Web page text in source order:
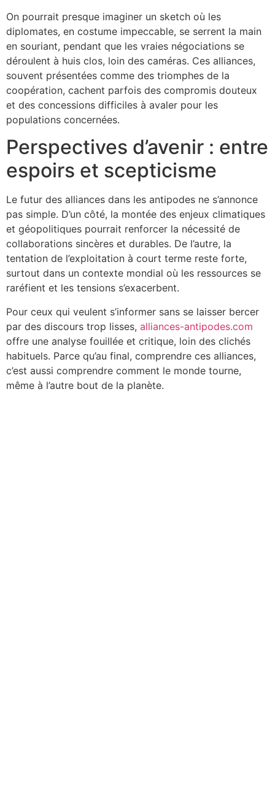
On pourrait presque imaginer un sketch où les
diplomates, en costume impeccable, se serrent la main
en souriant, pendant que les vraies négociations se
déroulent à huis clos, loin des caméras. Ces alliances,
souvent présentées comme des triomphes de la
coopération, cachent parfois des compromis douteux
et des concessions difficiles à avaler pour les
populations concernées.
Perspectives d’avenir : entre
espoirs et scepticisme
Le futur des alliances dans les antipodes ne s’annonce
pas simple. D’un côté, la montée des enjeux climatiques
et géopolitiques pourrait renforcer la nécessité de
collaborations sincères et durables. De l’autre, la
tentation de l’exploitation à court terme reste forte,
surtout dans un contexte mondial où les ressources se
raréfient et les tensions s’exacerbent.
Pour ceux qui veulent s’informer sans se laisser bercer
par des discours trop lisses, alliances-antipodes.com
offre une analyse fouillée et critique, loin des clichés
habituels. Parce qu’au final, comprendre ces alliances,
c’est aussi comprendre comment le monde tourne,
même à l’autre bout de la planète.